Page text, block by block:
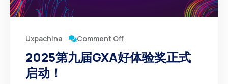
Uxpachina Comment Off
2025第九届GXA好体验奖正式
启动！